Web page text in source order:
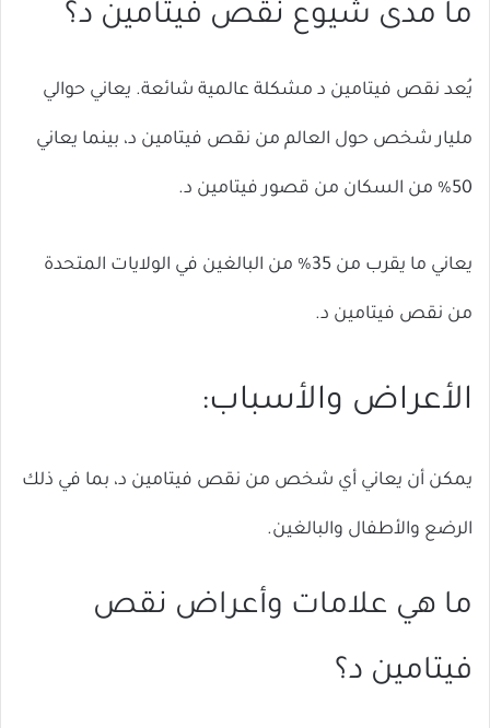
ما مدى شيوع نقص فيتامين د؟
يُعد نقص فيتامين د مشكلة عالمية شائعة. يعاني حوالي
مليار شخص حول العالم من نقص فيتامين د، بينما يعاني
50% من السكان من قصور فيتامين د.
يعاني ما يقرب من 35% من البالغين في الولايات المتحدة
من نقص فيتامين د.
الأعراض والأسباب:
يمكن أن يعاني أي شخص من نقص فيتامين د، بما في ذلك
الرضع والأطفال والبالغين.
ما هي علامات وأعراض نقص
فيتامين د؟